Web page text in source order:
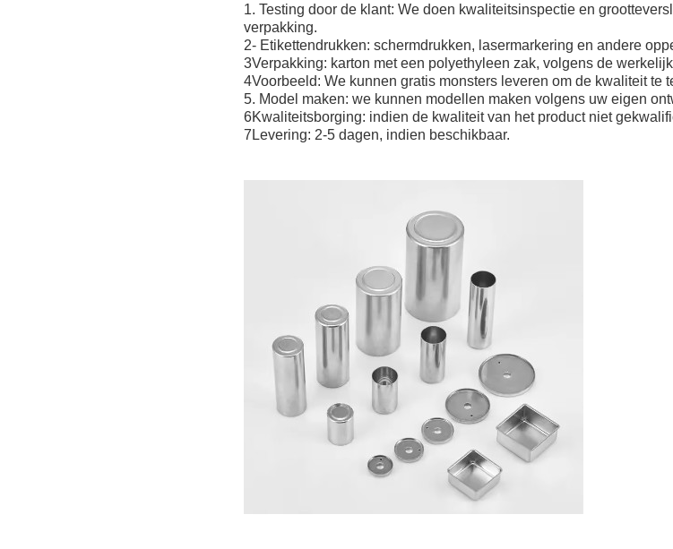
1. Testing door de klant: We doen kwaliteitsinspectie en
verpakking.
2- Etikettendrukken: schermdrukken, lasermarkering en andere
3Verpakking: karton met een polyethyleen zak, volgens de
4Voorbeeld: We kunnen gratis monsters leveren om de kwaliteit te
5. Model maken: we kunnen modellen maken volgens uw eigen
6Kwaliteitsborging: indien de kwaliteit van het product niet
7Levering: 2-5 dagen, indien beschikbaar.